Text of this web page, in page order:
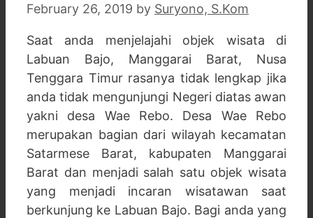
February 26, 2019 by Suryono, S.Kom
Saat anda menjelajahi objek wisata di
Labuan Bajo, Manggarai Barat, Nusa
Tenggara Timur rasanya tidak lengkap jika
anda tidak mengunjungi Negeri diatas awan
yakni desa Wae Rebo. Desa Wae Rebo
merupakan bagian dari wilayah kecamatan
Satarmese Barat, kabupaten Manggarai
Barat dan menjadi salah satu objek wisata
yang menjadi incaran wisatawan saat
berkunjung ke Labuan Bajo. Bagi anda yang